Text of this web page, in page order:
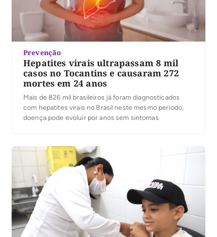
Prevenção
Hepatites virais ultrapassam 8 mil
casos no Tocantins e causaram 272
mortes em 24 anos
Mais de 826 mil brasileiros já foram diagnosticados
com hepatites virais no Brasil neste mesmo período;
doença pode evoluir por anos sem sintomas